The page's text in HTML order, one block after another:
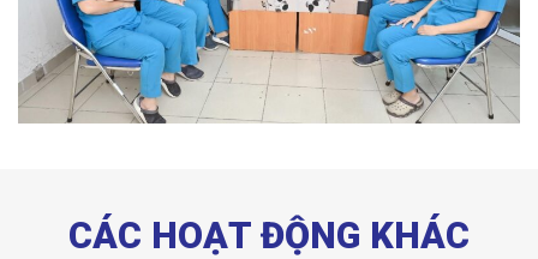
CÁC HOẠT ĐỘNG KHÁC